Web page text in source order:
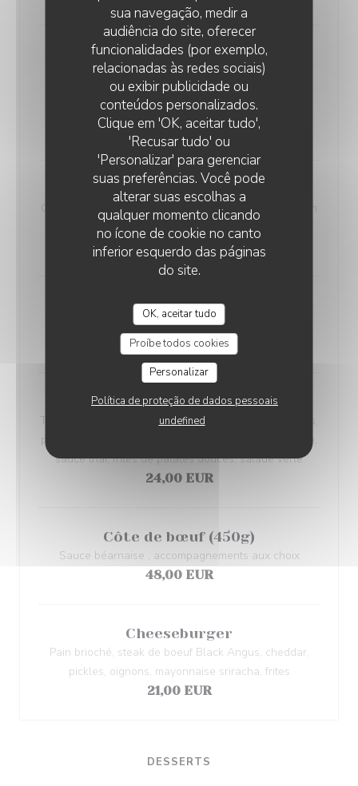
sua navegação, medir a
audiência do site, oferecer
funcionalidades (por exemplo,
relacionadas às redes sociais)
ou exibir publicidade ou
conteúdos personalizados.
Clique em 'OK, aceitar tudo',
'Recusar tudo' ou
'Personalizar' para gerenciar
suas preferências. Você pode
alterar suas escolhas a
qualquer momento clicando
no ícone de cookie no canto
inferior esquerdo das páginas
do site.
OK, aceitar tudo
Proíbe todos cookies
Personalizar
Política de proteção de dados pessoais
undefined
Le Brioché Coco
Pain brioché, tranches de rôti de porc aux herbes,
salade, coleslaw, pickles, sauce tonkatsu, chips
croustillantes
24,00 EUR
Vittello tonnato
Carpaccio de veau, sauce tonnato, roquette, parmesan
et câpres
25,00 EUR
Onglet de boeuf
Sauce chimichurri, frites, mesclun
27,00 EUR
Tartare thaï
Tartare de bœuf au couteau, oignons rouges, cébettes,
pousses de soja, piments rouges, cacahuètes, sésame,
sauce thaï, frites de patates douces, salade verte
24,00 EUR
Côte de bœuf (450g)
Sauce béarnaise , accompagnements aux choix
48,00 EUR
Cheeseburger
Pain brioché, steak de boeuf Black Angus, cheddar,
pickles, oignons, mayonnaise sriracha, frites
21,00 EUR
DESSERTS